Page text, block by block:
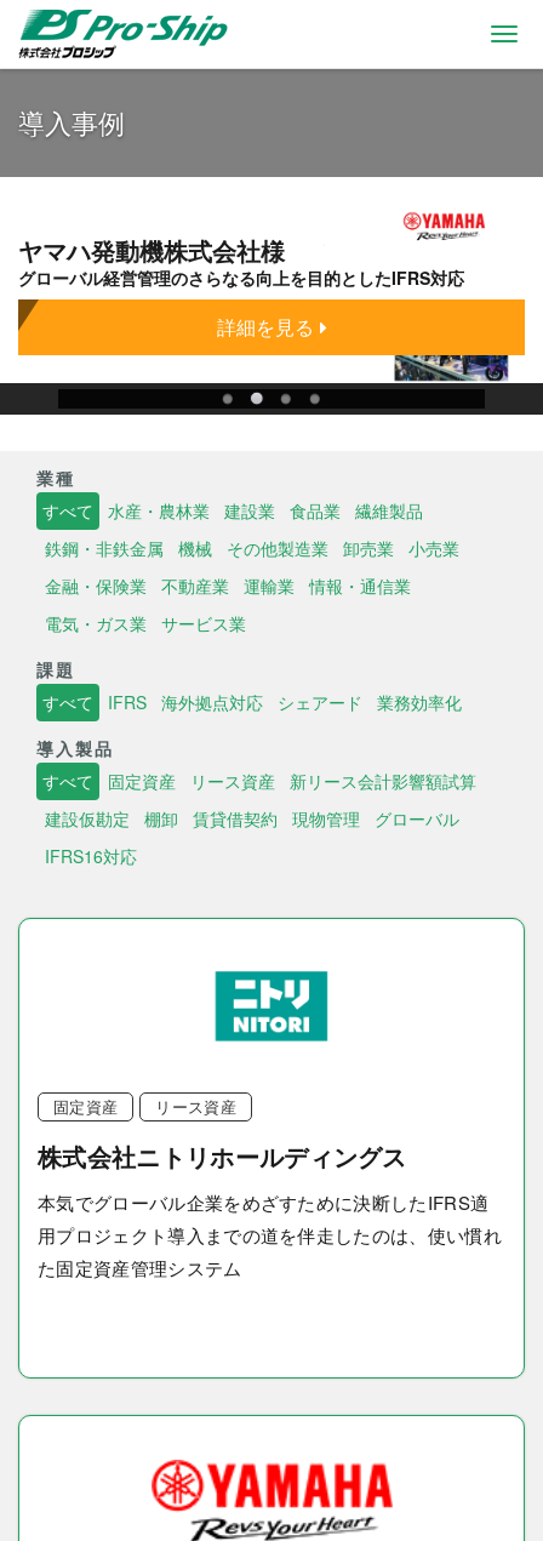
導入事例
ヤマハ発動機株式会社様
グローバル経営管理のさらなる向上を目的としたIFRS対応
詳細を見る
業種
すべて
水産・農林業 建設業 食品業 繊維製品
鉄鋼・非鉄金属
機械 その他製造業 卸売業 小売業
金融・保険業 不動産業 運輸業 情報・通信業
電気・ガス業 サービス業
課題
すべて
IFRS 海外拠点対応 シェアード
業務効率化
導入製品
すべて
固定資産 リース資産
新リース会計影響額試算
建設仮勘定
棚卸 賃貸借契約 現物管理
グローバル
IFRS16対応
固定資産 リース資産
株式会社ニトリホールディングス
本気でグローバル企業をめざすために決断したIFRS適
用プロジェクト導入までの道を伴走したのは、使い慣れ
た固定資産管理システム